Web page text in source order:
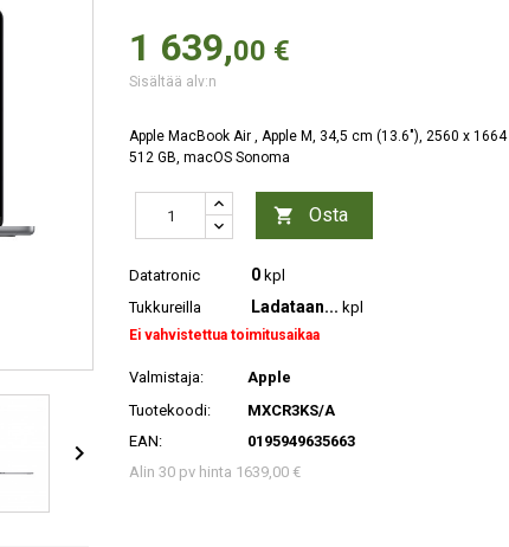

1 639,00 €
Sisältää alv:n
Apple MacBook Air , Apple M, 34,5 cm (13.6"), 2560 x
512 GB, macOS Sonoma
 Osta
Datatronic 0 kpl
Tukkureilla
Ladataan... kpl
Ei vahvistettua toimitusaikaa
Valmistaja:
Apple
Tuotekoodi:
MXCR3KS/A
EAN:
0195949635663
Alin 30 pv hinta 1639,00 €